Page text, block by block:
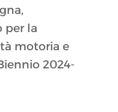
per la
motoria e
2024-